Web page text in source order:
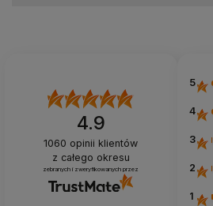
4.9
1060 opinii klientów
z całego okresu
zebranych i zweryfikowanych przez
5
4
3
2
1